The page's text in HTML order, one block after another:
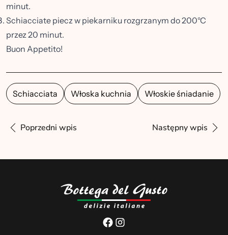
minut.
Schiacciate piecz w piekarniku rozgrzanym do 200°C
przez 20 minut.
Buon Appetito!
Schiacciata Włoska kuchnia Włoskie śniadanie
Poprzedni wpis Następny wpis